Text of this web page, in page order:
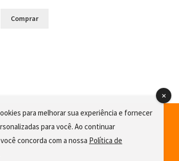
Comprar
para melhorar sua experiência e fornecer
para você. Ao continuar
concorda com a nossa Política de